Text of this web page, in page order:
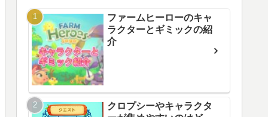
ファームヒーローのキャ
ラクターとギミックの紹
介
クロプシーやキャラクタ